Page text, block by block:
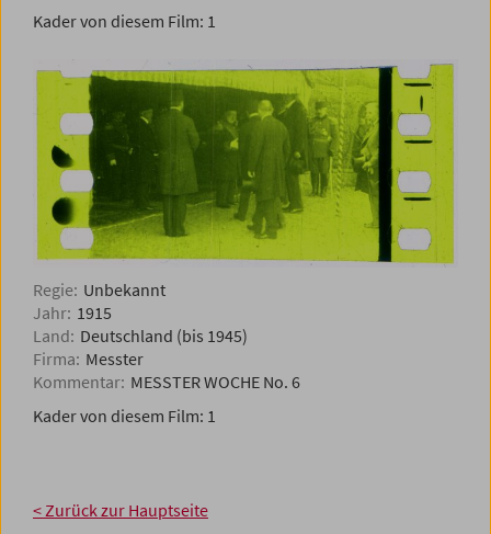
Kader von diesem Film: 1
Regie: Unbekannt
Jahr: 1915
Land: Deutschland (bis 1945)
Firma: Messter
Kommentar: MESSTER WOCHE No. 6
Kader von diesem Film: 1
< Zurück zur Hauptseite